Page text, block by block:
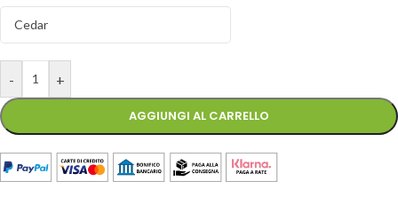
- +
AGGIUNGI AL CARRELLO